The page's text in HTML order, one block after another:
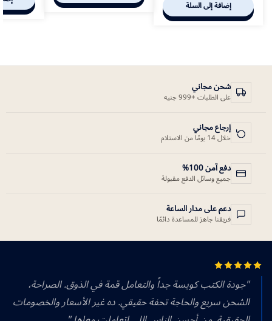
إضافة إلى السلة
شحن مجاني
على الطلبات +999 جنيه
إرجاع مجاني
خلال 14 يومًا من الاستلام
دفع آمن 100%
جميع وسائل الدفع مقبولة
دعم على مدار الساعة
فريقنا جاهز للمساعدة دائمًا
"جودة الكتب كويسة جداً والتعامل قمة في الذوق. الصراحة،
الشحن سريع والحاجة تحفة حقيقي. ده غير الأسعار والخصومات